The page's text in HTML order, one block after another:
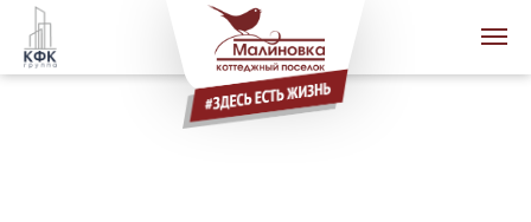
+7 (4942) 64-11-11